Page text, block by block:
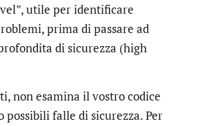
utile per identificare
prima di passare ad
di sicurezza (high
non esamina il vostro codice
possibili falle di sicurezza. Per